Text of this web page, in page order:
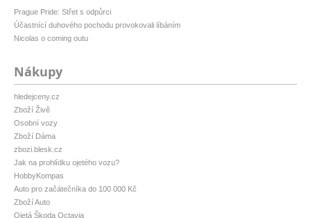
Prague Pride: Střet s odpůrci
Účastnící duhového pochodu provokovali líbáním
Nicolas o coming outu
Nákupy
hledejceny.cz
Zboží Živě
Osobní vozy
Zboží Dáma
zbozi.blesk.cz
Jak na prohlídku ojetého vozu?
HobbyKompas
Auto pro začátečníka do 100 000 Kč
Zboží Auto
Ojetá Škoda Octavia